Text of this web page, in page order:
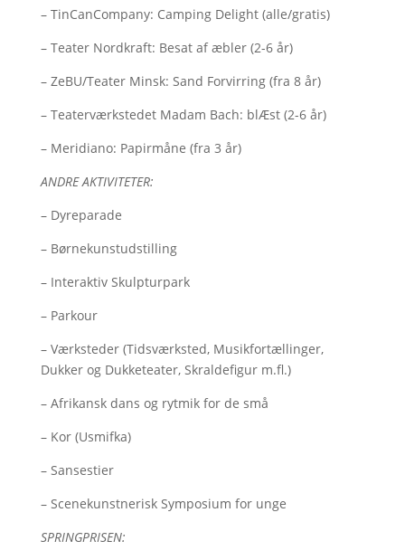
– TinCanCompany: Camping Delight (alle/gratis)
– Teater Nordkraft: Besat af æbler (2-6 år)
– ZeBU/Teater Minsk: Sand Forvirring (fra 8 år)
– Teaterværkstedet Madam Bach: blÆst (2-6 år)
– Meridiano: Papirmåne (fra 3 år)
ANDRE AKTIVITETER:
– Dyreparade
– Børnekunstudstilling
– Interaktiv Skulpturpark
– Parkour
– Værksteder (Tidsværksted, Musikfortællinger,
Dukker og Dukketeater, Skraldefigur m.fl.)
– Afrikansk dans og rytmik for de små
– Kor (Usmifka)
– Sansestier
– Scenekunstnerisk Symposium for unge
SPRINGPRISEN: